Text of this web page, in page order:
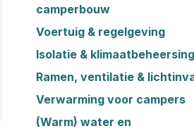
camperbouw
Voertuig & regelgeving
Isolatie & klimaatbeheersing
Ramen, ventilatie &
Verwarming voor campers
(Warm) water en